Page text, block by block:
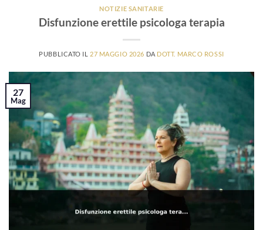
NOTIZIE SANITARIE
Disfunzione erettile psicologa terapia
PUBBLICATO IL 27 MAGGIO 2026 DA DOTT. MARCO ROSSI
27
Mag